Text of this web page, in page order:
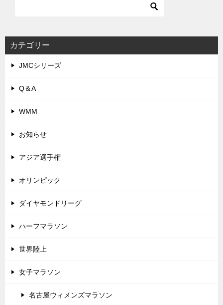
カテゴリー
JMCシリーズ
Q＆A
WMM
お知らせ
アジア選手権
オリンピック
ダイヤモンドリーグ
ハーフマラソン
世界陸上
女子マラソン
名古屋ウィメンズマラソン